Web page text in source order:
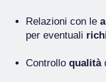
Relazioni con le
per eventuali
Controllo qualità